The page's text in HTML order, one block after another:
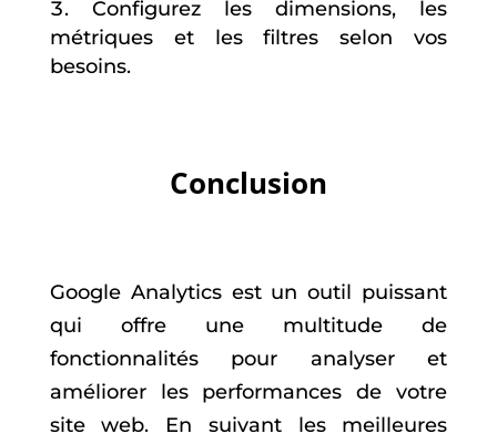
Configurez les dimensions, les
métriques et les filtres selon vos
besoins.
Conclusion
Google Analytics est un outil puissant
qui offre une multitude de
fonctionnalités pour analyser et
améliorer les performances de votre
site web. En suivant les meilleures